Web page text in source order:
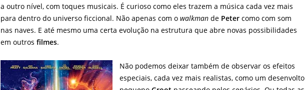
a outro nível, com toques musicais. É curioso como eles trazem a música cada vez mais
para dentro do universo ficcional. Não apenas com owalkmande Petercomo com som
nas naves. E até mesmo uma certa evolução na estrutura que abre novas possibilidades
em outrosfilmes.
Não podemos deixar também de observar os efeitos
especiais, cada vez mais realistas, como um desenvolto